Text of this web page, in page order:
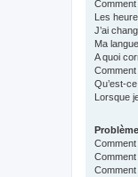
Les
J’ai
Ma
A quoi
Qu’est-
Lorsque